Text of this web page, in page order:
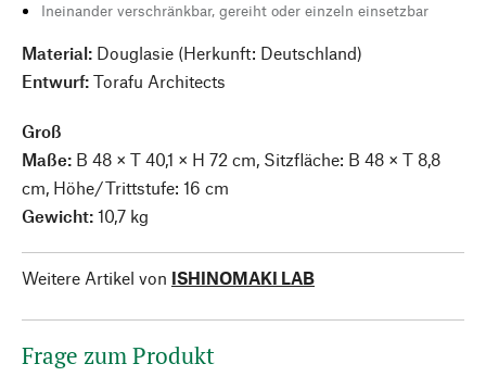
Ineinander verschränkbar, gereiht oder einzeln einsetzbar
Material: Douglasie (Herkunft: Deutschland)
Entwurf: Torafu Architects
Groß
Maße: B 48 × T 40,1 × H 72 cm, Sitzfläche: B 48 × T 8,8
cm, Höhe/Trittstufe: 16 cm
Gewicht: 10,7 kg
Weitere Artikel von ISHINOMAKI LAB
Frage zum Produkt